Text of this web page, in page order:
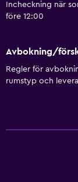
Incheckning när
före 12:00
Avbokning/
Regler för
rumstyp och